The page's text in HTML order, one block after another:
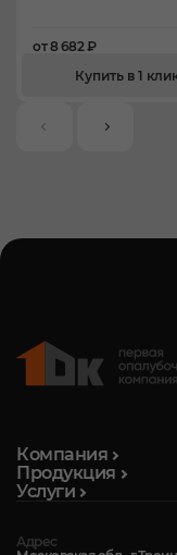
от 8 682 ₽
Купить в 1
Компания
Продукция
Услуги
Адрес